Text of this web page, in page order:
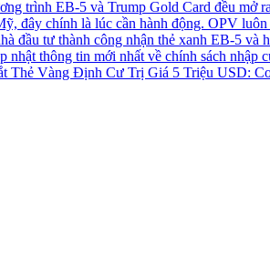
Thẻ Vàng Định Cư Trị Giá 5 Triệu USD: